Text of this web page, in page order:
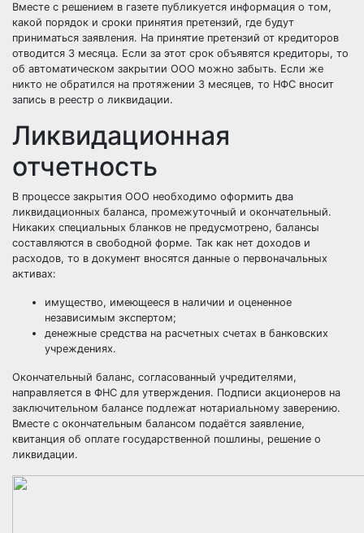
Вместе с решением в газете публикуется информация о том,
какой порядок и сроки принятия претензий, где будут
приниматься заявления. На принятие претензий от кредиторов
отводится 3 месяца. Если за этот срок объявятся кредиторы, то
об автоматическом закрытии ООО можно забыть. Если же
никто не обратился на протяжении 3 месяцев, то НФС вносит
запись в реестр о ликвидации.
Ликвидационная
отчетность
В процессе закрытия ООО необходимо оформить два
ликвидационных баланса, промежуточный и окончательный.
Никаких специальных бланков не предусмотрено, балансы
составляются в свободной форме. Так как нет доходов и
расходов, то в документ вносятся данные о первоначальных
активах:
имущество, имеющееся в наличии и оцененное
независимым экспертом;
денежные средства на расчетных счетах в банковских
учреждениях.
Окончательный баланс, согласованный учредителями,
направляется в ФНС для утверждения. Подписи акционеров на
заключительном балансе подлежат нотариальному заверению.
Вместе с окончательным балансом подаётся заявление,
квитанция об оплате государственной пошлины, решение о
ликвидации.